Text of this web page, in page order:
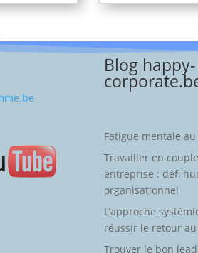
Blog happy-
Fatigue mentale
Travailler en
entreprise : défi
organisationnel
L’approche
réussir le retour
Trouver le bon